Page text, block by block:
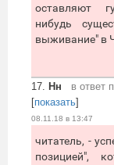
оставляют
нибудь
выживание" в
17. Нн в ответ
[показать]
08.11.18 в 13:47
читатель, -
позицией",